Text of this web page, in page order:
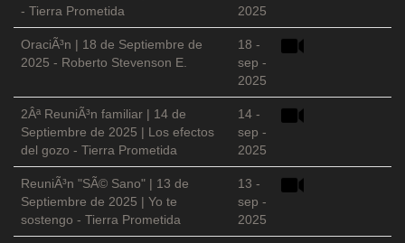
- Tierra Prometida
2025
OraciÃ³n | 18 de Septiembre de
2025 - Roberto Stevenson E.
18 -
sep -
2025
2Âª ReuniÃ³n familiar | 14 de
Septiembre de 2025 | Los efectos
del gozo - Tierra Prometida
14 -
sep -
2025
ReuniÃ³n "SÃ© Sano" | 13 de
Septiembre de 2025 | Yo te
sostengo - Tierra Prometida
13 -
sep -
2025